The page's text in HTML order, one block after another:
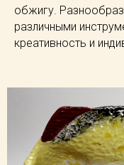
обжигу.
различными
креативность и